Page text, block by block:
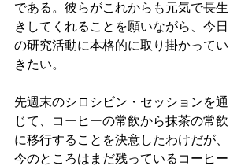
である。彼らがこれからも元気で長生
きしてくれることを願いながら、今日
の研究活動に本格的に取り掛かってい
きたい。
先週末のシロシビン・セッションを通
じて、コーヒーの常飲から抹茶の常飲
に移行することを決意したわけだが、
今のところはまだ残っているコーヒー